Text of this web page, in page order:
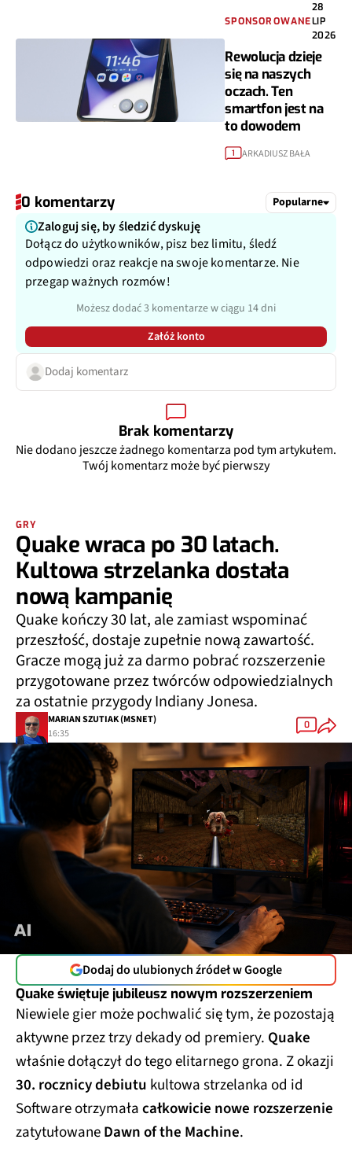
SPONSOROWANE
28
LIP
2026
Rewolucja dzieje
się na naszych
oczach. Ten
smartfon jest na
to dowodem
1 ARKADIUSZ BAŁA
0 komentarzy Popularne
Zaloguj się, by śledzić dyskuję
Dołącz do użytkowników, pisz bez limitu, śledź
odpowiedzi oraz reakcje na swoje komentarze. Nie
przegap ważnych rozmów!
Możesz dodać 3 komentarze w ciągu 14 dni
Załóż konto
Dodaj komentarz
Brak komentarzy
Nie dodano jeszcze żadnego komentarza pod tym artykułem.
Twój komentarz może być pierwszy
GRY
Quake wraca po 30 latach.
Kultowa strzelanka dostała
nową kampanię
Quake kończy 30 lat, ale zamiast wspominać
przeszłość, dostaje zupełnie nową zawartość.
Gracze mogą już za darmo pobrać rozszerzenie
przygotowane przez twórców odpowiedzialnych
za ostatnie przygody Indiany Jonesa.
MARIAN SZUTIAK (MSNET)
16:35
0
Dodaj do ulubionych źródeł w Google
Quake świętuje jubileusz nowym rozszerzeniem
Niewiele gier może pochwalić się tym, że pozostają
aktywne przez trzy dekady od premiery. Quake
właśnie dołączył do tego elitarnego grona. Z okazji
30. rocznicy debiutu kultowa strzelanka od id
Software otrzymałacałkowicie nowe rozszerzenie
zatytułowaneDawn of the Machine.